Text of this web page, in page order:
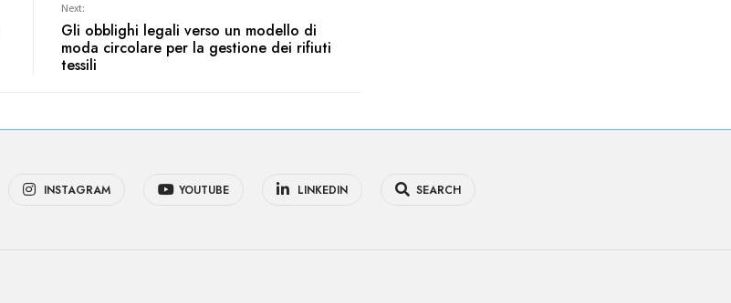
Next:
Gli obblighi legali verso un modello di
moda circolare per la gestione dei rifiuti
tessili
INSTAGRAM YOUTUBE LINKEDIN SEARCH